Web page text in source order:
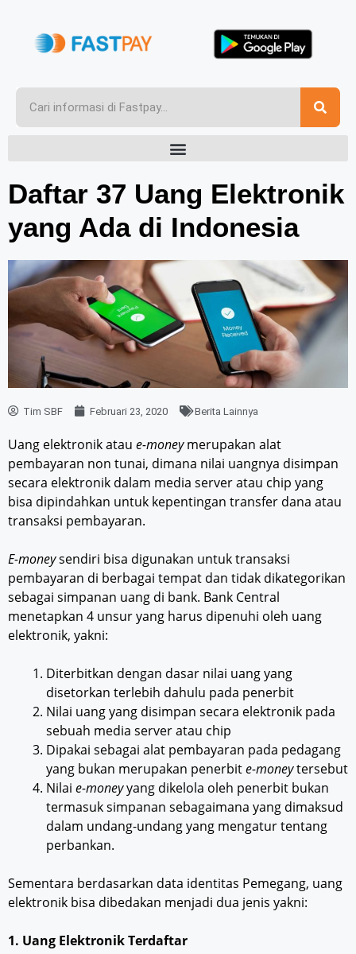
Daftar 37 Uang Elektronik
yang Ada di Indonesia
Tim SBF Februari 23, 2020 Berita Lainnya
Uang elektronik atau e-moneymerupakan alat
pembayaran non tunai, dimana nilai uangnya disimpan
secara elektronik dalam media server atau chip yang
bisa dipindahkan untuk kepentingan transfer dana atau
transaksi pembayaran.
E-moneysendiri bisa digunakan untuk transaksi
pembayaran di berbagai tempat dan tidak dikategorikan
sebagai simpanan uang di bank. Bank Central
menetapkan 4 unsur yang harus dipenuhi oleh uang
elektronik, yakni:
Diterbitkan dengan dasar nilai uang yang
disetorkan terlebih dahulu pada penerbit
Nilai uang yang disimpan secara elektronik pada
sebuah media server atau chip
Dipakai sebagai alat pembayaran pada pedagang
yang bukan merupakan penerbite-moneytersebut
Nilai e-moneyyang dikelola oleh penerbit bukan
termasuk simpanan sebagaimana yang dimaksud
dalam undang-undang yang mengatur tentang
perbankan.
Sementara berdasarkan data identitas Pemegang, uang
elektronik bisa dibedakan menjadi dua jenis yakni:
1. Uang Elektronik Terdaftar